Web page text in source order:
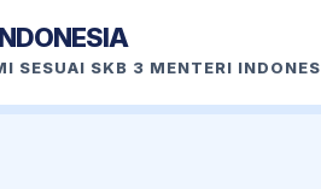
SESUAI SKB 3 MENTERI